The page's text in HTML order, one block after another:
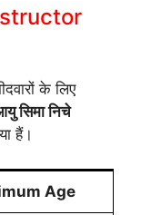
के लिए
सिमा निचे
हैं।
Age